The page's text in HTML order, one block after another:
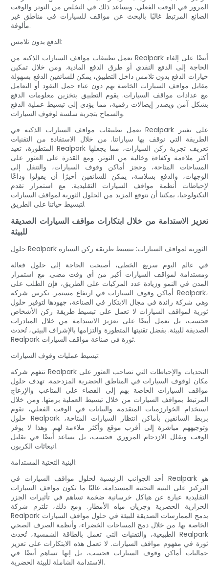
المرور في الوقت الفعلي. ويساعد ذلك في التخلص من التوتر والوقت
الضائع المرتبط غالبًا بالبحث عن مواقف للسيارات في مناطق غير
مألوفة.
الدفع بدون تلامس:
تعمل تطبيقات مواقف السيارات الذكية من Realpark أيضًا على إلغاء
الحاجة إلى الدفع النقدي أو طرق الدفع المادية. ومن خلال تمكين
خيارات الدفع بدون تلامس داخل التطبيق، يمكن للسائقين الدفع بسهولة
مقابل مواقف السيارات الخاصة بهم دون عناء حمل النقود أو التعامل
مع عدادات مواقف السيارات. يقوم التطبيق بتخزين معلومات الدفع
بشكل آمن ويصدر إيصالات رقمية، مما يؤدي إلى تبسيط عملية الدفع
والسماح بتجربة سلسة لوقوف السيارات.
تعمل تطبيقات مواقف السيارات الذكية في Realpark على تغيير
الطريقة التي نوقف بها سياراتنا. من خلال الاستفادة من التقنيات
المتطورة، تعيد Realpark تعريف تجربة ركن السيارات، مما يجعلها
أكثر ملاءمة وكفاءة وخالية من التوتر. ومع القدرة على العثور على
المساحات المتاحة، وحجز أماكن وقوف السيارات، والتنقل إلى
الوجهات، والدفع بسلاسة، يمكن للسائقين أخيرًا أن يقولوا وداعًا
لإحباطات أنظمة مواقف السيارات التقليدية. مع استمرار تقدم
التكنولوجيا، يمكننا أن نتوقع المزيد من الحلول الثورية لمواقف السيارات
لتبسيط حياتنا على الطريق.
تعزيز الاستدامة من خلال ابتكارات مواقف السيارات الصديقة
للبيئة
حلول Realpark الثورية لمواقف السيارات: تبسيط طريقة ركن السيارة
في عالم اليوم سريع الخطى، أصبحت الحاجة إلى حلول فعالة
ومستدامة لمواقف السيارات أكبر من أي وقت مضى. مع استمرار
المدن في النمو وزيادة عدد المركبات على الطريق، فإن الطلب على
أماكن وقوف السيارات في ارتفاع مستمر. تكرس شركة Realpark،
وهي شركة رائدة في مجال الابتكار في الصناعة، جهودها لتوفير حلول
ثورية لمواقف السيارات لا تعمل على تبسيط طريقة ركن الأشخاص
فحسب، بل تعمل أيضًا على تعزيز الاستدامة من خلال المبادرات
الصديقة للبيئة. بفضل تقنيتها المتطورة والتزامها بالإشراف البيئي، تُحدث
Realpark ثورة في صناعة مواقف السيارات.
تبسيط عمليات وقوف السيارات:
تتفهم شركة Realpark التحديات والإحباطات التي تصاحب العثور على
مكان لوقوف السيارات في المناطق الحضرية المزدحمة. تهدف حلول
مواقف السيارات الخاصة بهم إلى القضاء على المتاعب والإزعاج
المرتبط بمواقف السيارات من خلال تبسيط العملية برمتها. ومن خلال
استخدام الخوارزميات المتقدمة والبيانات في الوقت الفعلي، تقوم
حلول Realpark بربط السائقين بأماكن انتظار السيارات المتاحة،
وتوجيههم مباشرة إلى أقرب موقع وأكثر ملاءمة لهم. وهذا لا يوفر
الوقت ويقلل الازدحام المروري فحسب، بل يساعد أيضًا في تقليل
انبعاثات الكربون.
البنية التحتية المستدامة:
أحد الجوانب الرئيسية لحلول مواقف السيارات في Realpark هو
التركيز على البنية التحتية المستدامة. غالبًا ما تكون مواقف السيارات
التقليدية عبارة عن هياكل خرسانية ضخمة تساهم في تأثيرات الجزر
الحرارية الحضرية وجريان مياه الأمطار. ومع ذلك، تلتزم شركة
Realpark بدمج الممارسات الصديقة للبيئة في حلول مواقف السيارات
الخاصة بها. من خلال دمج المساحات الخضراء، وأنظمة الصرف الصحي
الطبيعية، والتقنيات التي تعمل بالطاقة الشمسية، تُحدث Realpark
ثورة في مفهوم مواقف السيارات. لا تعمل هذه الابتكارات على تعزيز
جماليات أماكن وقوف السيارات فحسب، بل إنها تساهم أيضًا في
الاستدامة الشاملة للبيئة الحضرية.